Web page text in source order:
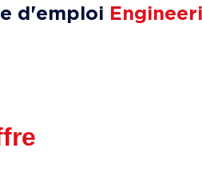
d'emploi